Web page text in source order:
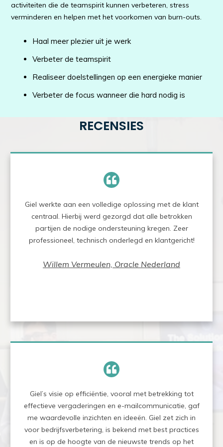
activiteiten die de teamspirit kunnen verbeteren, stress
verminderen en helpen met het voorkomen van burn-outs.
Haal meer plezier uit je werk
Verbeter de teamspirit
Realiseer doelstellingen op een energieke manier
Verbeter de focus wanneer die hard nodig is
RECENSIES
Giel werkte aan een volledige oplossing met de klant
centraal. Hierbij werd gezorgd dat alle betrokken
partijen de nodige ondersteuning kregen. Zeer
professioneel, technisch onderlegd en klantgericht!
Willem Vermeulen, Oracle Nederland
Giel’s visie op efficiëntie, vooral met betrekking tot
effectieve vergaderingen en e-mailcommunicatie, gaf
me waardevolle inzichten en ideeën. Giel zet zich in
voor bedrijfsverbetering, is bekend met best practices
en is op de hoogte van de nieuwste trends op het